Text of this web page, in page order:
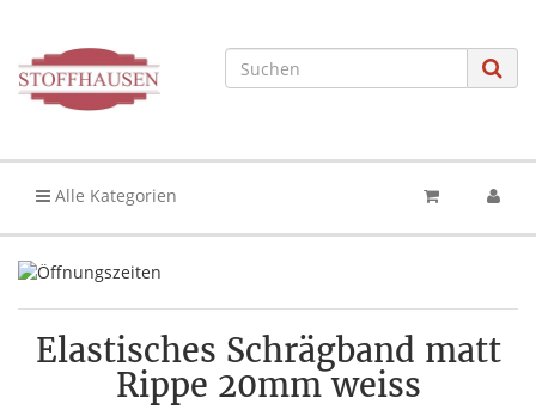
Alle Kategorien
Elastisches Schrägband matt
Rippe 20mm weiss